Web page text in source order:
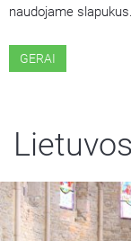
naudojame slapukus.
GERAI